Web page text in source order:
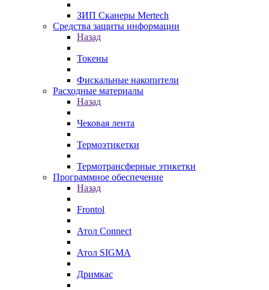
ЗИП Сканеры Mertech
Средства защиты информации
Назад
Токены
Фискальные накопители
Расходные материалы
Назад
Чековая лента
Термоэтикетки
Термотрансферные этикетки
Программное обеспечение
Назад
Frontol
Атол Connect
Атол SIGMA
Дримкас